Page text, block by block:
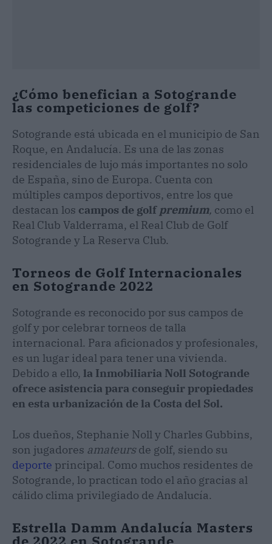
¿Cómo benefician a Sotogrande
las competiciones de golf?
Sotogrande está ubicada en el municipio de San
Roque, en Andalucía. Es una de las zonas
residenciales de lujo más importantes no solo
de España, sino de Europa. Cuenta con
múltiples campos deportivos, entre los que
destacan los campos de golf premium, como el
Real Club Valderrama, el Real Club de Golf
Sotogrande y La Reserva Club.
Torneos de Golf Internacionales
en Sotogrande 2022
Sotogrande es reconocido por sus campos de
golf y por celebrar torneos de talla
internacional. Para aficionados y profesionales,
es un lugar ideal para tener una vivienda.
Debido a ello, la Inmobiliaria Noll Sotogrande
ofrece asistencia para conseguir propiedades
en esta urbanización de la Costa del Sol.
Los dueños, Stephanie Noll y Charles Gubbins,
son jugadores amateursde golf, siendo su
deporte principal. Como muchos residentes de
Sotogrande, lo practican todo el año gracias al
cálido clima privilegiado de Andalucía.
Estrella Damm Andalucía Masters